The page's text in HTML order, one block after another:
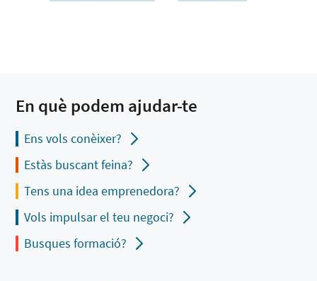
En què podem ajudar-te
Ens vols conèixer?
Estàs buscant feina?
Tens una idea emprenedora?
Vols impulsar el teu negoci?
Busques formació?